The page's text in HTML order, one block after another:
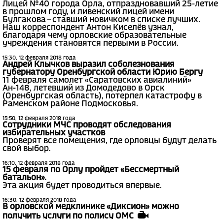
Лицей №40 города Орла, отпраздновавший 25-летие
в прошлом году, и ливенский лицей имени
Булгакова – ставший новичком в списке лучших.
Наш корреспондент Антон Киселёв узнал,
благодаря чему орловские образовательные
учреждения становятся первыми в России.
15:30, 12 февраля 2018 года
Андрей Клычков выразил соболезнования
губернатору Оренбургской области Юрию Бергу
11 февраля самолет «Саратовских авиалиний»
Ан-148, летевший из Домодедово в Орск
(Оренбургская область), потерпел катастрофу в
Раменском районе Подмосковья.
15:50, 12 февраля 2018 года
Сотрудники МЧС проводят обследования
избирательных участков
Проверят все помещения, где орловцы будут делать
свой выбор.
16:10, 12 февраля 2018 года
15 февраля по Орлу пройдет «Бессмертный
батальон».
Эта акция будет проводиться впервые.
16:30, 12 февраля 2018 года
В орловской медклинике «Диксион» можно
получить услуги по полису ОМС